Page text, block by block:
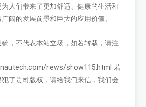
人们带来了更加舒适、健康的生活和
阔的发展前景和巨大的应用价值。
，不代表本站立场，如若转载，请注
news/show115.html 若
了贵司版权，请给我们来信，我们会